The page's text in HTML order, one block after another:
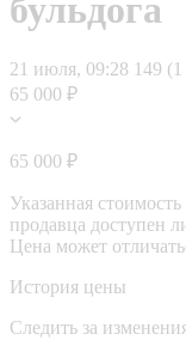
бульдога
21 июля, 09:28 149
65 000 ₽
65 000 ₽
Указанная
продавца доступен
Цена может
История цены
Следить за